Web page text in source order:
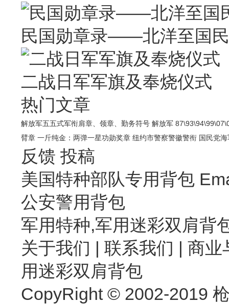
民国勋章录——北洋至国
二战日军军旗及奉烧仪式
热门文章
解放军五五式军衔肩章、领章、勤务符号 解放军
臂章 一斤纯金：两弹一星功勋奖章 纽约市警察警徽警衔 国民党
反馈 投稿
美国特种部队专用背包
公安警用背包
军用特种,军用迷彩双肩背
关于我们 | 联系我们 | 商业
用迷彩双肩背包
CopyRight © 2002-2019